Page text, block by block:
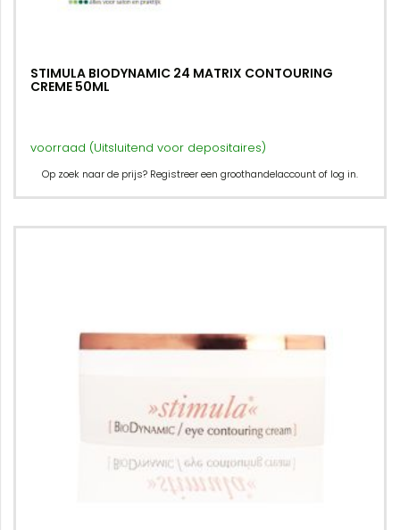
STIMULA BIODYNAMIC 24 MATRIX CONTOURING
CREME 50ML
voorraad (Uitsluitend voor depositaires)
Op zoek naar de prijs? Registreer een groothandelaccount of log in.